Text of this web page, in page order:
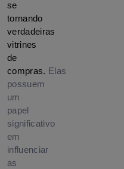
se
tornando
verdadeiras
vitrines
de
compras. Elas
possuem
um
papel
significativo
em
influenciar
as